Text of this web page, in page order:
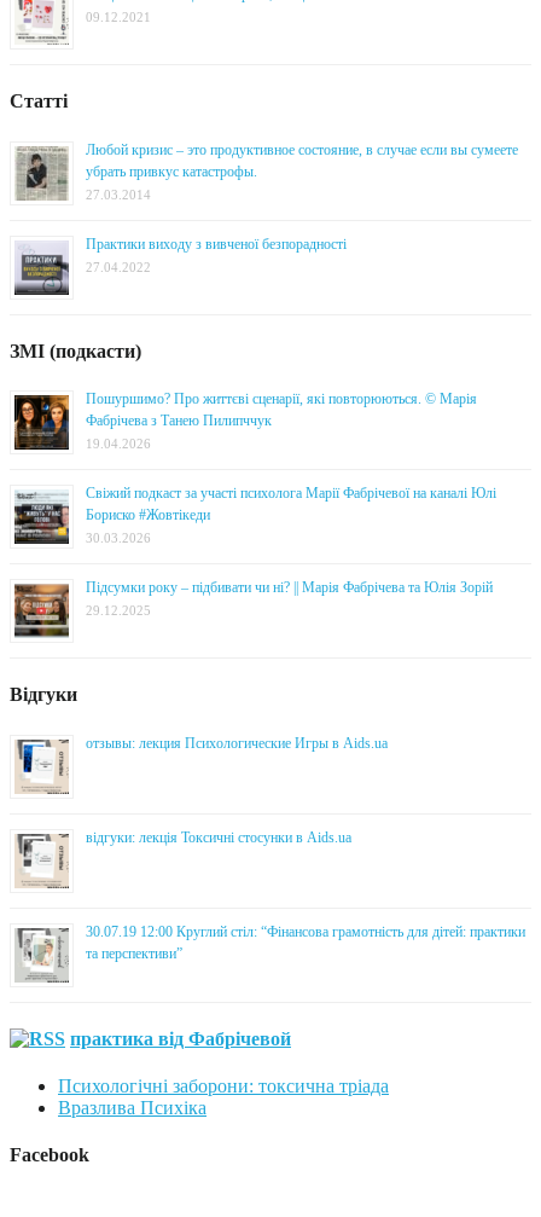
09.12.2021
Статті
Любой кризис – это продуктивное состояние, в случае если вы сумеете
убрать привкус катастрофы.
27.03.2014
Практики виходу з вивченої безпорадності
27.04.2022
ЗМІ (подкасти)
Пошуршимо? Про життєві сценарії, які повторюються. © Марія
Фабрічева з Танею Пилипччук
19.04.2026
Свіжий подкаст за участі психолога Марії Фабрічевої на каналі Юлі
Бориско #Жовтікеди
30.03.2026
Підсумки року – підбивати чи ні? || Марія Фабрічева та Юлія Зорій
29.12.2025
Відгуки
отзывы: лекция Психологические Игры в Aids.ua
відгуки: лекція Токсичні стосунки в Aids.ua
30.07.19 12:00 Круглий стіл: “Фінансова грамотність для дітей: практики
та перспективи”
практика від Фабрічевой
Психологічні заборони: токсична тріада
Вразлива Психіка
Facebook